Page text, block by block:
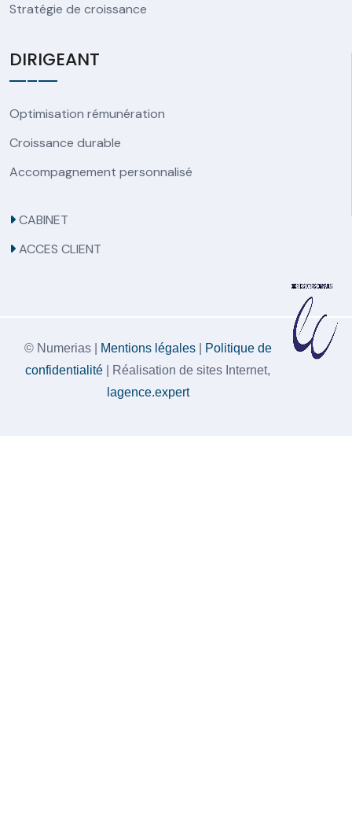
Stratégie de croissance
DIRIGEANT
Optimisation rémunération
Croissance durable
Accompagnement personnalisé
CABINET
ACCES CLIENT
© Numerias | Mentions légales|
Politique de
confidentialité | Réalisation de sites Internet,
lagence.expert